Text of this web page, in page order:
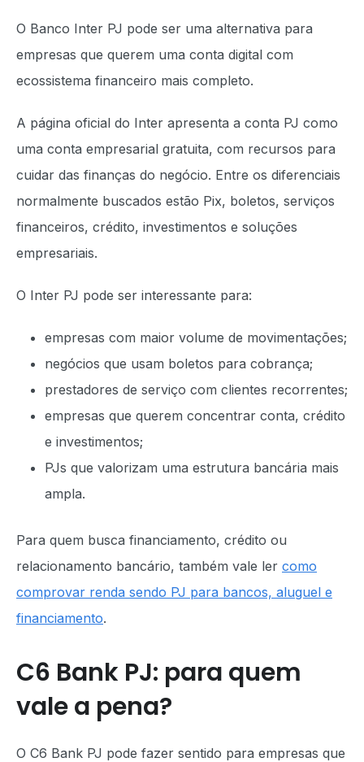
O Banco Inter PJ pode ser uma alternativa para
empresas que querem uma conta digital com
ecossistema financeiro mais completo.
A página oficial do Inter apresenta a conta PJ como
uma conta empresarial gratuita, com recursos para
cuidar das finanças do negócio. Entre os diferenciais
normalmente buscados estão Pix, boletos, serviços
financeiros, crédito, investimentos e soluções
empresariais.
O Inter PJ pode ser interessante para:
empresas com maior volume de movimentações;
negócios que usam boletos para cobrança;
prestadores de serviço com clientes recorrentes;
empresas que querem concentrar conta, crédito
e investimentos;
PJs que valorizam uma estrutura bancária mais
ampla.
Para quem busca financiamento, crédito ou
relacionamento bancário, também vale ler como
comprovar renda sendo PJ para bancos, aluguel e
financiamento.
C6 Bank PJ: para quem
vale a pena?
O C6 Bank PJ pode fazer sentido para empresas que